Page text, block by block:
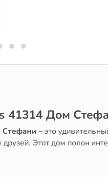
41314 Дом
Стефани – это
Этот дом полон